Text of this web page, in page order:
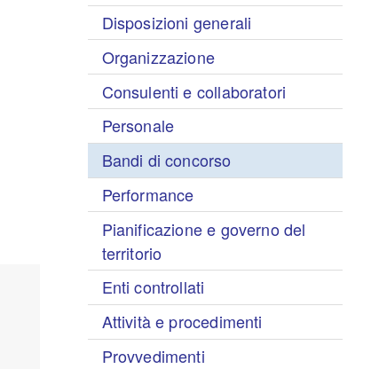
Disposizioni generali
Organizzazione
Consulenti e collaboratori
Personale
Bandi di concorso
Performance
Pianificazione e governo del
territorio
Enti controllati
Attività e procedimenti
Provvedimenti